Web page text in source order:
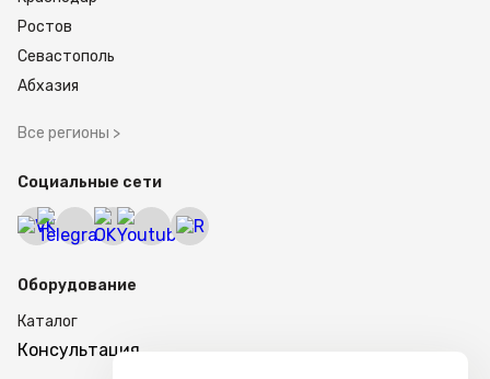
Ростов
Севастополь
Абхазия
Все регионы >
Социальные сети
Оборудование
Каталог
Консультация